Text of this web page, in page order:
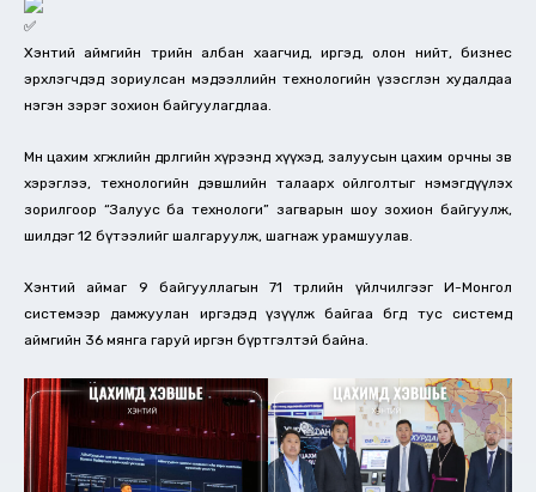
Хэнтий аймгийн төрийн албан хаагчид, иргэд, олон нийт, бизнес
эрхлэгчдэд зориулсан мэдээллийн технологийн үзэсглэн худалдаа
нэгэн зэрэг зохион байгуулагдлаа.
Мөн цахим хөгжлийн өдөрлөгийн хүрээнд хүүхэд, залуусын цахим орчны зөв
хэрэглээ, технологийн дэвшлийн талаарх ойлголтыг нэмэгдүүлэх
зорилгоор “Залуус ба технологи” загварын шоу зохион байгуулж,
шилдэг 12 бүтээлийг шалгаруулж, шагнаж урамшуулав.
Хэнтий аймаг 9 байгууллагын 71 төрлийн үйлчилгээг И-Монгол
системээр дамжуулан иргэдэд үзүүлж байгаа бөгөөд тус системд
аймгийн 36 мянга гаруй иргэн бүртгэлтэй байна.